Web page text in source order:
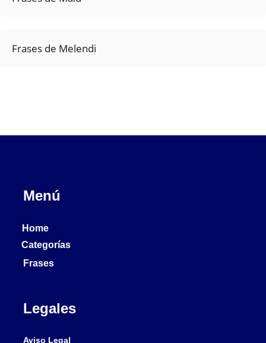
Frases de Melendi
Menú
Home
Categorías
Frases
Legales
Aviso Legal